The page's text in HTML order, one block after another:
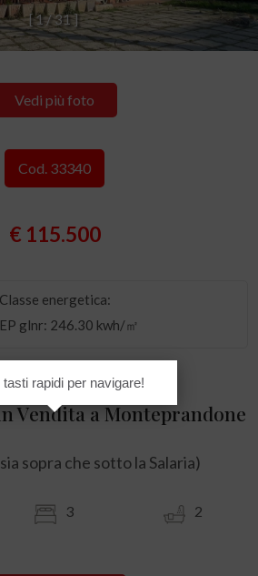
[1 /31]
Vedi più foto
Cod. 33340
€ 115.500
Classe energetica:
EP glnr: 246.30 kwh/㎡
Vendita a Monteprandone
sopra che sotto la Salaria)
3 2
rapidi per navigare!